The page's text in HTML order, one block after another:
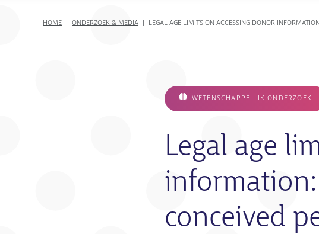
KRUIMELPAD
HOME ONDERZOEK & MEDIA LEGAL AGE LIMITS ON ACCESSING DONOR
WETENSCHAPPELIJK ONDERZOEK
Legal age
conceived